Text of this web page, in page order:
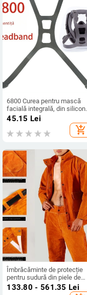
6800 Curea pentru mască
facială integrală, din silicon
elastic, curea de înlocuire
45.15 Lei
add_shopping_cart
Îmbrăcăminte de protecție
pentru sudură din piele de
vită, cu rezistență la
temperaturi înalte, protecție
133.80 - 561.35 Lei